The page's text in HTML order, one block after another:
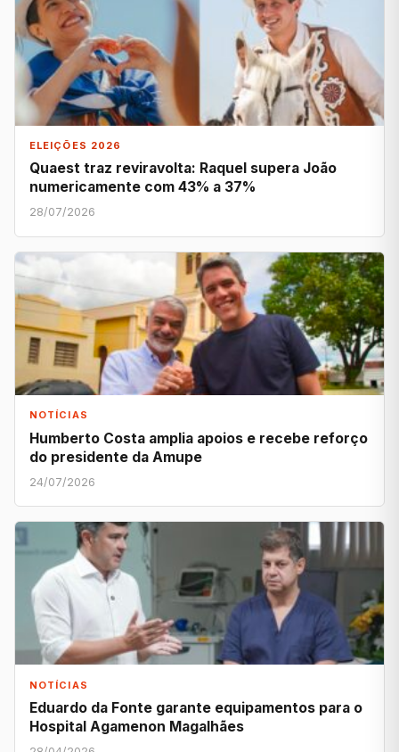
ELEIÇÕES 2026
Quaest traz reviravolta: Raquel supera João
numericamente com 43% a 37%
28/07/2026
NOTÍCIAS
Humberto Costa amplia apoios e recebe reforço
do presidente da Amupe
24/07/2026
NOTÍCIAS
Eduardo da Fonte garante equipamentos para o
Hospital Agamenon Magalhães